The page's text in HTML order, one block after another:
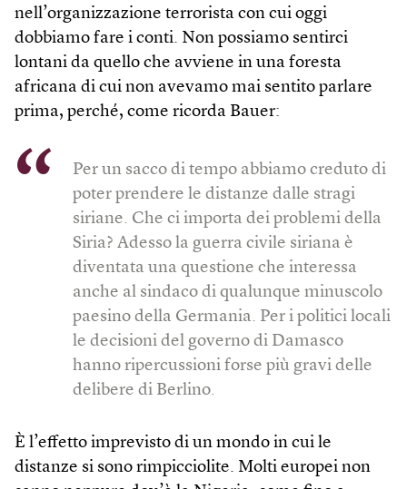
nell’organizzazione terrorista con cui oggi
dobbiamo fare i conti. Non possiamo sentirci
lontani da quello che avviene in una foresta
africana di cui non avevamo mai sentito parlare
prima, perché, come ricorda Bauer:
Per un sacco di tempo abbiamo creduto di
poter prendere le distanze dalle stragi
siriane. Che ci importa dei problemi della
Siria? Adesso la guerra civile siriana è
diventata una questione che interessa
anche al sindaco di qualunque minuscolo
paesino della Germania. Per i politici locali
le decisioni del governo di Damasco
hanno ripercussioni forse più gravi delle
delibere di Berlino.
È l’effetto imprevisto di un mondo in cui le
distanze si sono rimpicciolite. Molti europei non